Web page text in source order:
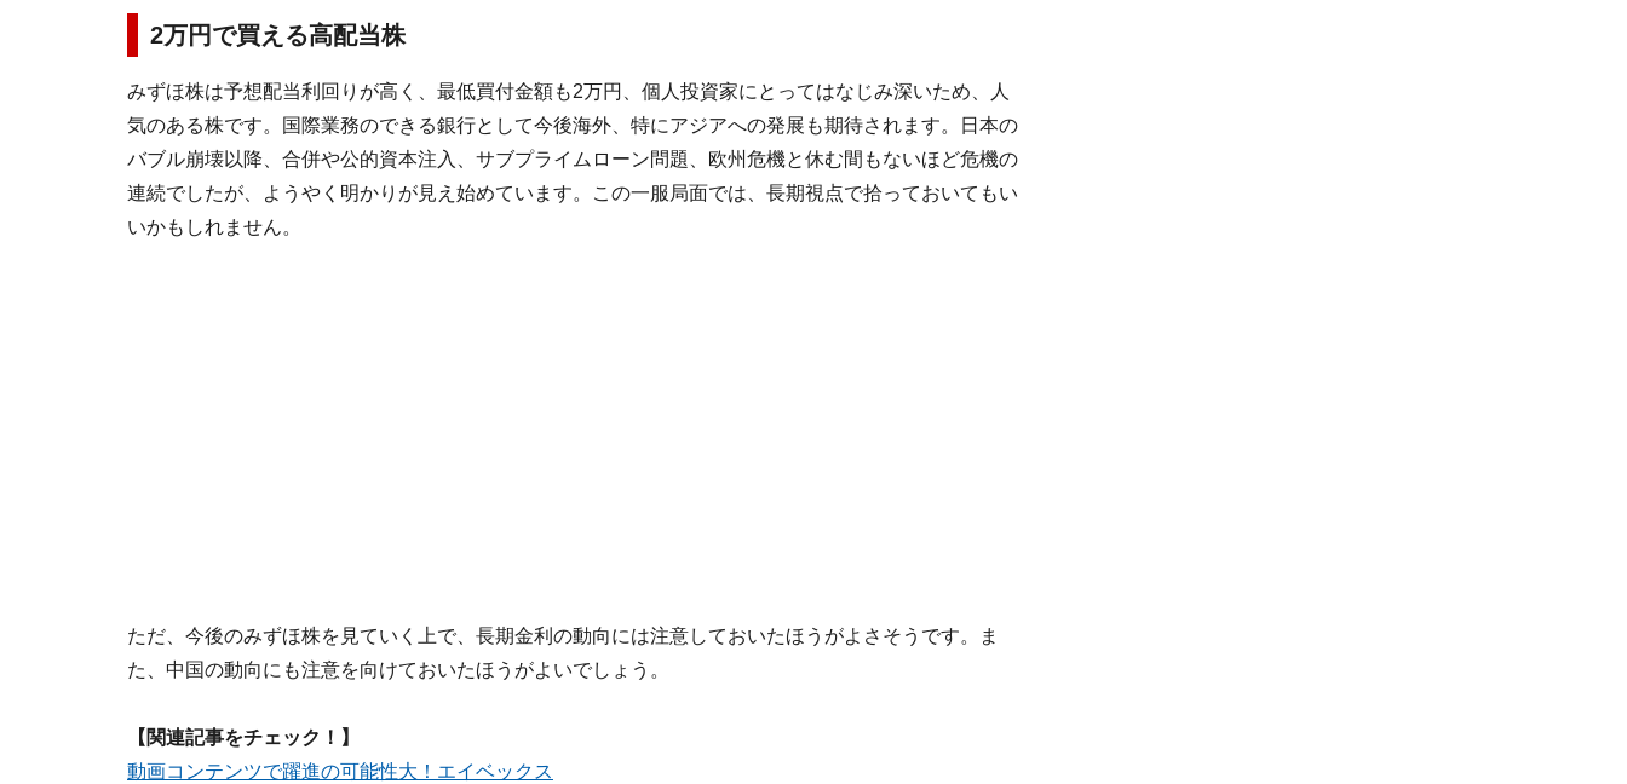
2万円で買える高配当株
みずほ株は予想配当利回りが高く、最低買付金額も2万円、個人投資家にとってはなじみ深いため、人
気のある株です。国際業務のできる銀行として今後海外、特にアジアへの発展も期待されます。日本の
バブル崩壊以降、合併や公的資本注入、サブプライムローン問題、欧州危機と休む間もないほど危機の
連続でしたが、ようやく明かりが見え始めています。この一服局面では、長期視点で拾っておいてもい
いかもしれません。
ただ、今後のみずほ株を見ていく上で、長期金利の動向には注意しておいたほうがよさそうです。ま
た、中国の動向にも注意を向けておいたほうがよいでしょう。
【関連記事をチェック！】
動画コンテンツで躍進の可能性大！エイベックス